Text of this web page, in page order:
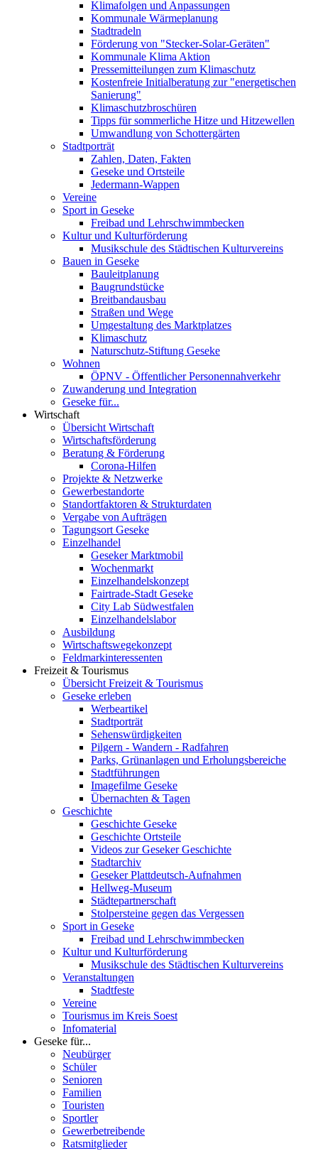
Klimafolgen und Anpassungen
Kommunale Wärmeplanung
Stadtradeln
Förderung von "Stecker-Solar-Geräten"
Kommunale Klima Aktion
Pressemitteilungen zum Klimaschutz
Kostenfreie Initialberatung zur "energetischen
Sanierung"
Klimaschutzbroschüren
Tipps für sommerliche Hitze und Hitzewellen
Umwandlung von Schottergärten
Stadtporträt
Zahlen, Daten, Fakten
Geseke und Ortsteile
Jedermann-Wappen
Vereine
Sport in Geseke
Freibad und Lehrschwimmbecken
Kultur und Kulturförderung
Musikschule des Städtischen Kulturvereins
Bauen in Geseke
Bauleitplanung
Baugrundstücke
Breitbandausbau
Straßen und Wege
Umgestaltung des Marktplatzes
Klimaschutz
Naturschutz-Stiftung Geseke
Wohnen
ÖPNV - Öffentlicher Personennahverkehr
Zuwanderung und Integration
Geseke für...
Wirtschaft
Übersicht Wirtschaft
Wirtschaftsförderung
Beratung & Förderung
Corona-Hilfen
Projekte & Netzwerke
Gewerbestandorte
Standortfaktoren & Strukturdaten
Vergabe von Aufträgen
Tagungsort Geseke
Einzelhandel
Geseker Marktmobil
Wochenmarkt
Einzelhandelskonzept
Fairtrade-Stadt Geseke
City Lab Südwestfalen
Einzelhandelslabor
Ausbildung
Wirtschaftswegekonzept
Feldmarkinteressenten
Freizeit & Tourismus
Übersicht Freizeit & Tourismus
Geseke erleben
Werbeartikel
Stadtporträt
Sehenswürdigkeiten
Pilgern - Wandern - Radfahren
Parks, Grünanlagen und Erholungsbereiche
Stadtführungen
Imagefilme Geseke
Übernachten & Tagen
Geschichte
Geschichte Geseke
Geschichte Ortsteile
Videos zur Geseker Geschichte
Stadtarchiv
Geseker Plattdeutsch-Aufnahmen
Hellweg-Museum
Städtepartnerschaft
Stolpersteine gegen das Vergessen
Sport in Geseke
Freibad und Lehrschwimmbecken
Kultur und Kulturförderung
Musikschule des Städtischen Kulturvereins
Veranstaltungen
Stadtfeste
Vereine
Tourismus im Kreis Soest
Infomaterial
Geseke für...
Neubürger
Schüler
Senioren
Familien
Touristen
Sportler
Gewerbetreibende
Ratsmitglieder